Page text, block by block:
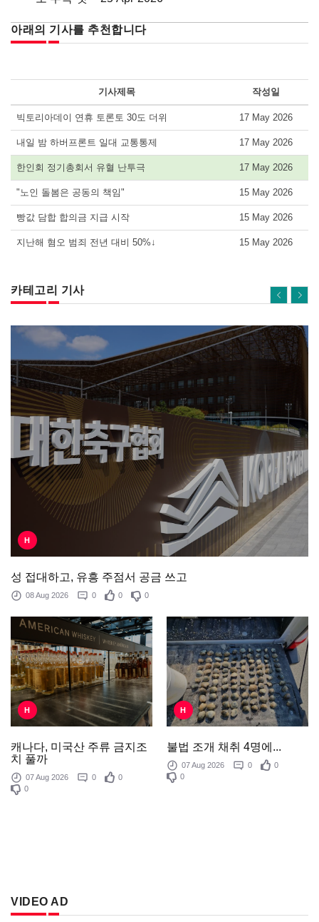
아래의 기사를 추천합니다
기사제목 작성일
빅토리아데이 연휴 토론토 30도 더위 17 May 2026
내일 밤 하버프론트 일대 교통통제 17 May 2026
한인회 정기총회서 유혈 난투극 17 May 2026
"노인 돌봄은 공동의 책임" 15 May 2026
빵값 담합 합의금 지급 시작 15 May 2026
지난해 혐오 범죄 전년 대비 50%↓ 15 May 2026
카테고리 기사
H
성 접대하고, 유흥 주점서 공금 쓰고
08 Aug 2026 0 0 0
H
캐나다, 미국산 주류 금지조
치 풀까
07 Aug 2026 0
0
0
H
불법 조개 채취 4명에...
07 Aug 2026 0
0
0
VIDEO AD